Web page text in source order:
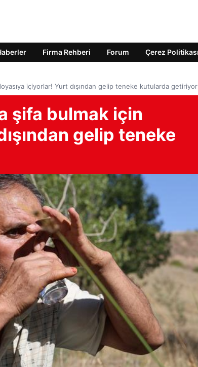
Firma Rehberi Forum Çerez Politikası
içiyorlar! Yurt dışından gelip teneke kutularda
şifa bulmak için
gelip teneke